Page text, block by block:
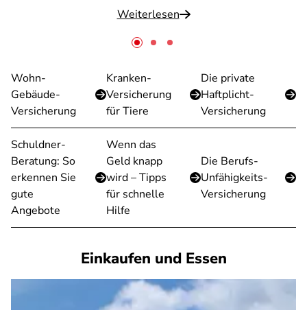
Weiterlesen
Wohn-
Gebäude-
Versicherung
Kranken-
Versicherung
für Tiere
Die private
Haftplicht-
Versicherung
Schuldner-
Beratung: So
erkennen Sie
gute
Angebote
Wenn das
Geld knapp
wird – Tipps
für schnelle
Hilfe
Die Berufs-
Unfähigkeits-
Versicherung
Einkaufen und Essen